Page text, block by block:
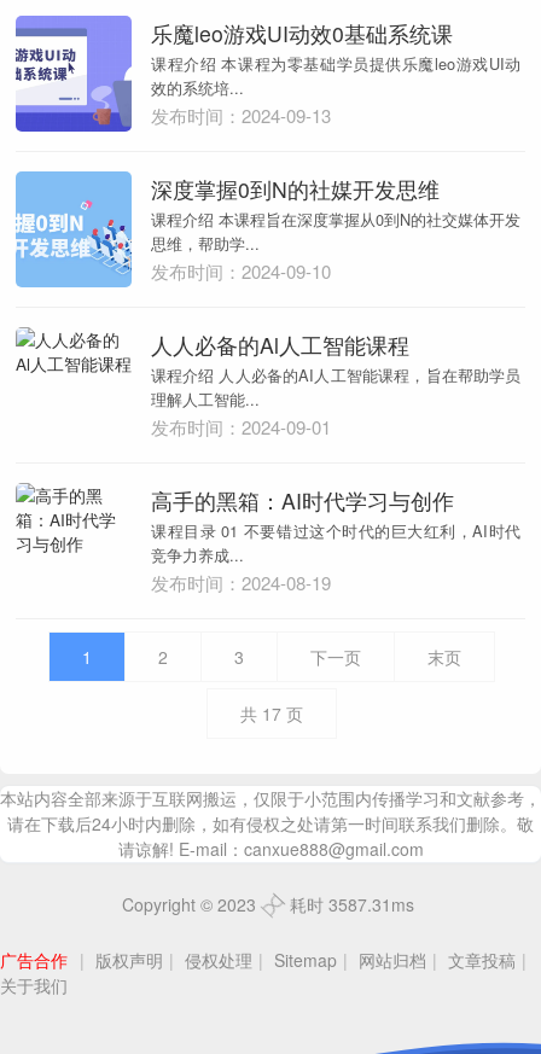
乐魔leo游戏UI动效0基础系统课
课程介绍 本课程为零基础学员提供乐魔leo游戏UI动
效的系统培...
发布时间：2024-09-13
深度掌握0到N的社媒开发思维
课程介绍 本课程旨在深度掌握从0到N的社交媒体开发
思维，帮助学...
发布时间：2024-09-10
人人必备的Al人工智能课程
课程介绍 人人必备的AI人工智能课程，旨在帮助学员
理解人工智能...
发布时间：2024-09-01
高手的黑箱：AI时代学习与创作
课程目录 01 不要错过这个时代的巨大红利，AI时代
竞争力养成...
发布时间：2024-08-19
1 2 3 下一页 末页
共 17页
本站内容全部来源于互联网搬运，仅限于小范围内传播学习和文献参考，
请在下载后24小时内删除，如有侵权之处请第一时间联系我们删除。敬
请谅解! E-mail：canxue888@gmail.com
Copyright © 2023 耗时 3587.31ms
广告合作 | 版权声明 | 侵权处理 | Sitemap | 网站归档 | 文章投稿 |
关于我们